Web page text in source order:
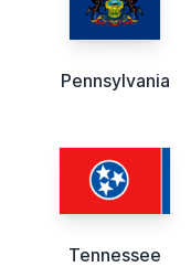
Pennsylvania
Tennessee